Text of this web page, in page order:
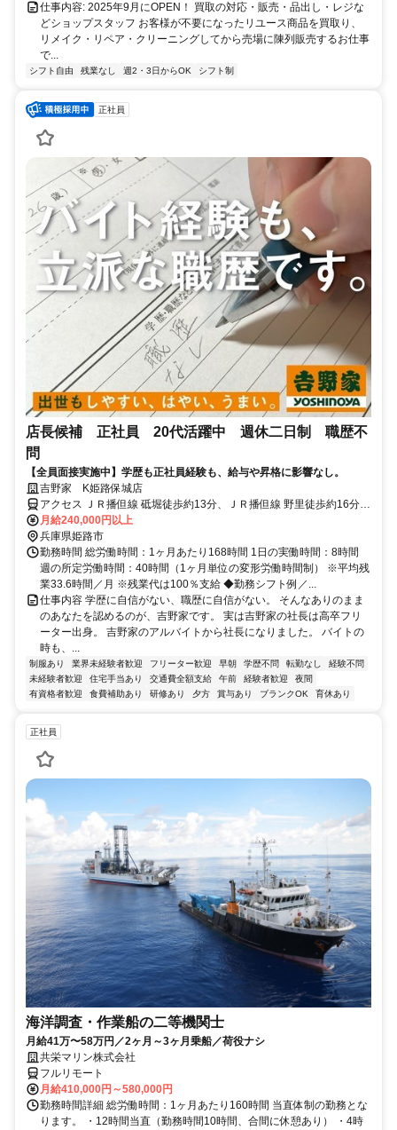
仕事内容: 2025年9月にOPEN！ 買取の対応・販売・品出し・レジな
どショップスタッフ お客様が不要になったリユース商品を買取り、
リメイク・リペア・クリーニングしてから売場に陳列販売するお仕事
で...
シフト自由 残業なし 週2・3日からOK シフト制
正社員
店長候補 正社員 20代活躍中 週休二日制 職歴不
問
【全員面接実施中】学歴も正社員経験も、給与や昇格に影響なし。
吉野家 K姫路保城店
アクセス ＪＲ播但線 砥堀徒歩約13分、ＪＲ播但線 野里徒歩約16分、
ＪＲ播但線 仁豊野徒歩約39分 ※エリア限定採用を実施しておりま
す。基本的に転居は発生しません。 ※配属店舗は人員状況により決
定します。
月給240,000円以上
兵庫県姫路市
勤務時間 総労働時間：1ヶ月あたり168時間 1日の実働時間：8時間
週の所定労働時間：40時間（1ヶ月単位の変形労働時間制） ※平均残
業33.6時間／月 ※残業代は100％支給 ◆勤務シフト例／...
仕事内容 学歴に自信がない、職歴に自信がない。 そんなありのまま
のあなたを認めるのが、吉野家です。 実は吉野家の社長は高卒フリ
ーター出身。 吉野家のアルバイトから社長になりました。 バイトの
時も、...
制服あり 業界未経験者歓迎 フリーター歓迎 早朝 学歴不問 転勤なし
経験不問
未経験者歓迎
住宅手当あり 交通費全額支給 午前 経験者歓迎
夜間
有資格者歓迎
食費補助あり 研修あり 夕方 賞与あり ブランクOK 育休あり
正社員
海洋調査・作業船の二等機関士
月給41万〜58万円／2ヶ月～3ヶ月乗船／荷役ナシ
共栄マリン株式会社
フルリモート
月給410,000円～580,000円
勤務時間詳細 総労働時間：1ヶ月あたり160時間 当直体制の勤務とな
ります。 ・12時間当直（勤務時間10時間、合間に休憩あり） ・4時